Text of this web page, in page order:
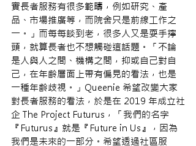
實長者服務有很多範疇，例如研究、產
品、市場推廣等，而院舍只是前線工作之
一。」而每每談到老，很多人又是耍手擰
頭，就算長者也不想觸碰這話題。「不論
是人與人之間、機構之間，抑或自己對自
己，在年齡層面上帶有偏見的看法，也是
一種年齡歧視。」Queenie 希望改變大家
對長者服務的看法，於是在 2019 年成立社
企 The Project Futurus，「我們的名字
『Futurus』就是『Future in Us』，因為
我們是未來的一部分。希望透過社區服